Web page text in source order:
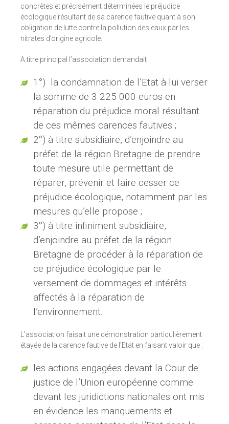
concrètes et précisément déterminées le préjudice
écologique résultant de sa carence fautive quant à son
obligation de lutte contre la pollution des eaux par les
nitrates d’origine agricole.
A titre principal l’association demandait :
1°) la condamnation de l’Etat à lui verser
la somme de 3 225 000 euros en
réparation du préjudice moral résultant
de ces mêmes carences fautives ;
2°) à titre subsidiaire, d’enjoindre au
préfet de la région Bretagne de prendre
toute mesure utile permettant de
réparer, prévenir et faire cesser ce
préjudice écologique, notamment par les
mesures qu’elle propose ;
3°) à titre infiniment subsidiaire,
d’enjoindre au préfet de la région
Bretagne de procéder à la réparation de
ce préjudice écologique par le
versement de dommages et intérêts
affectés à la réparation de
l’environnement.
L’association faisait une démonstration particulièrement
étayée de la carence fautive de l’Etat en faisant valoir que :
les actions engagées devant la Cour de
justice de l’Union européenne comme
devant les juridictions nationales ont mis
en évidence les manquements et